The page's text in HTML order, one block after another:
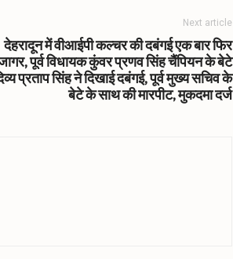
Next article
देहरादून में वीआईपी कल्चर की दबंगई एक बार फिर
पूर्व विधायक कुंवर प्रणव सिंह चैंपियन के बेटे
प्रताप सिंह ने दिखाई दबंगई, पूर्व मुख्य सचिव के
बेटे के साथ की मारपीट, मुकदमा दर्ज